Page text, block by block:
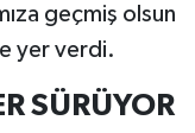
geçmiş olsun
yer verdi.
SÜRÜYOR